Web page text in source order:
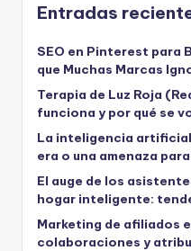
Entradas
SEO en Pinterest para
que Muchas Marcas
Terapia de Luz Roja
funciona y por qué se
La inteligencia artificial
era o una amenaza
El auge de los
hogar inteligente:
Marketing de afiliados
colaboraciones y